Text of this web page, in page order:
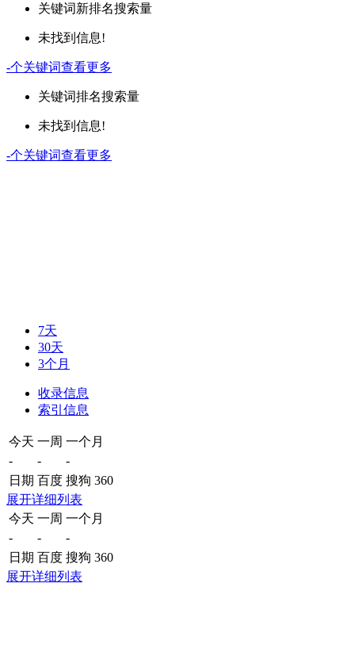
关键词新排名搜索量
未找到信息!
-个关键词查看更多
关键词排名搜索量
未找到信息!
-个关键词查看更多
7天
30天
3个月
收录信息
索引信息
今天 一周 一个月
-
-
-
日期 百度 搜狗 360
展开详细列表
今天 一周 一个月
-
-
-
日期 百度 搜狗 360
展开详细列表